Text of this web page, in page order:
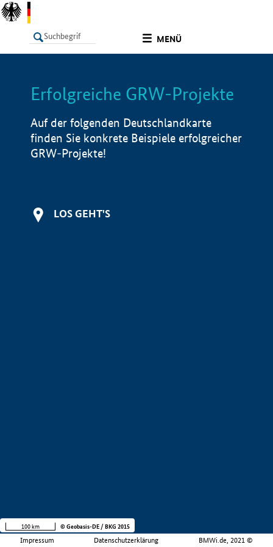
MENÜ
LISTE Info
Erfolgreiche GRW-Projekte
Auf der folgenden Deutschlandkarte
finden Sie konkrete Beispiele erfolgreicher
GRW-Projekte!
LOS GEHT'S
Impressum Datenschutzerklärung BMWi.de, 2021 ©
100 km © Geobasis-DE / BKG 2015